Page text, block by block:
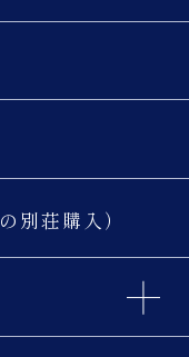
別荘購入）